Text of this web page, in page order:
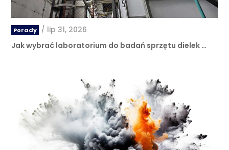
Porady / lip 31, 2026
Jak wybrać laboratorium do badań sprzętu dielek …